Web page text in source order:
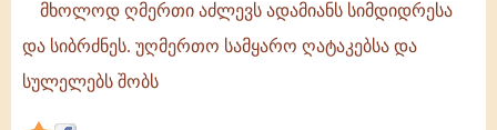
მით
მეტია
სიღატაკე.
რაც
მხოლოდ ღმერთი აძლევს ადამიანს სიმდიდრესა
და სიბრძნეს. უღმერთო სამყარო ღატაკებსა და
სულელებს შობს